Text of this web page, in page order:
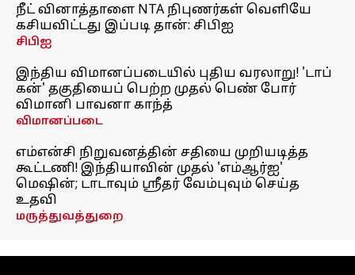
நீட் வினாத்தாளை NTA நிபுணர்கள் வெளியே
கசியவிட்டது இப்படி தான்: சிபிஐ
சிபிஐ
இந்திய விமானப்படையில் புதிய வரலாறு! 'டாப்
கன்' தகுதியைப் பெற்ற முதல் பெண் போர்
விமானி பாவனா காந்த்
விமானப்படை
எம்என்சி நிறுவனத்தின் சதியை முறியடித்த
கூட்டணி! இந்தியாவின் முதல் 'எம்ஆர்ஐ'
மெஷின்; டாடாவும் ஸ்ரீதர் வேம்புவும் செய்த
உதவி
மருத்துவத்துறை